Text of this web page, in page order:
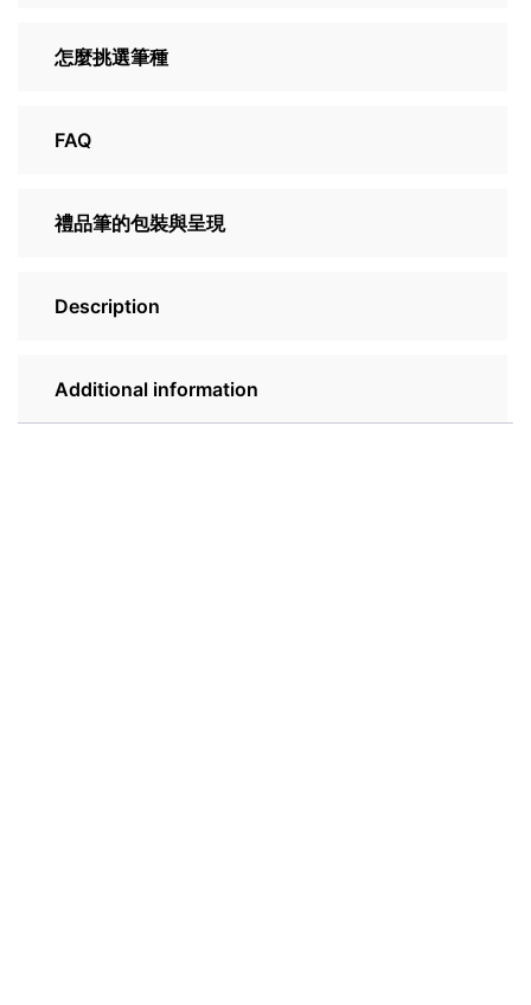
怎麼挑選筆種
FAQ
禮品筆的包裝與呈現
Description
Additional information